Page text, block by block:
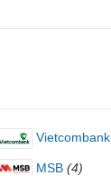
Vietcombank
MSB (4)